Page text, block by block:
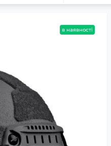
в наявності